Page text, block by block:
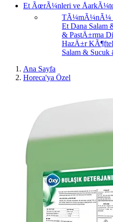
Et ÃœrÃ¼nleri ve
TÃ¼mÃ¼nÃ¼
Et Dana Salam
& PastÄ±rma
HazÄ±r
Salam & Sucuk
Ana Sayfa
Horeca'ya Özel